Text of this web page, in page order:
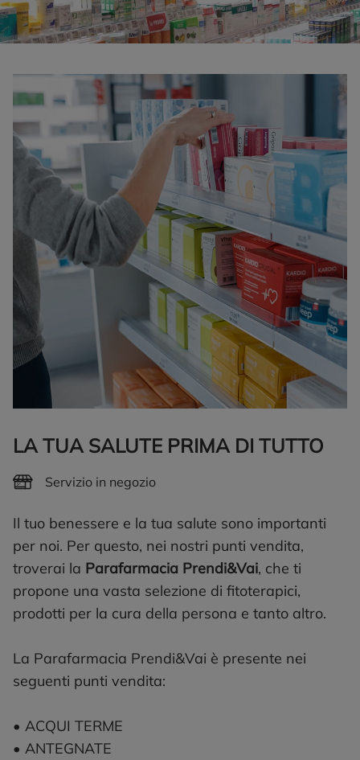
LA TUA SALUTE PRIMA DI TUTTO
Servizio in negozio
Il tuo benessere e la tua salute sono importanti
per noi. Per questo, nei nostri punti vendita,
troverai la Parafarmacia Prendi&Vai, che ti
propone una vasta selezione di fitoterapici,
prodotti per la cura della persona e tanto altro.
La Parafarmacia Prendi&Vai è presente nei
seguenti punti vendita:
​​​​​​​• ACQUI TERME
• ANTEGNATE